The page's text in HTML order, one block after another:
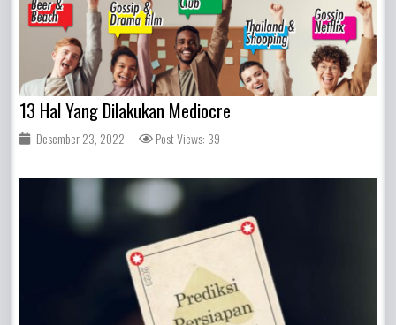
13 Hal Yang Dilakukan Mediocre
Desember 23, 2022 Post Views: 39